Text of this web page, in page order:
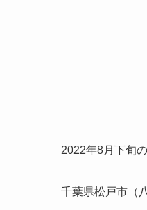
2022年8月下旬の
千葉県松戸市（